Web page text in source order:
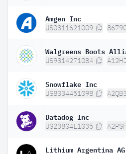
Amgen Inc
US0311621009
Walgreens Boots
US9314271084
Snowflake Inc
US8334451098
Datadog Inc
US23804L1035
Lithium Argentina AG